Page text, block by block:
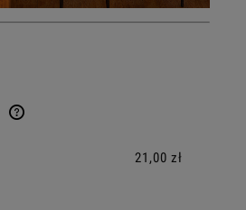
21,00 zł